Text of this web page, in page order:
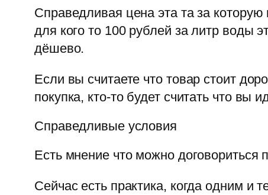
Справедливая цена эта та за которую
для кого то 100 рублей за литр воды
дёшево.
Если вы считаете что товар стоит
покупка, кто-то будет считать что вы
Справедливые условия
Есть мнение что можно договориться
Сейчас есть практика, когда одним и